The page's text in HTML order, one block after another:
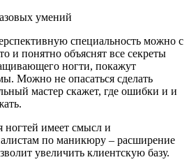
умений
специальность можно с
и понятно объяснят все секреты
ногти, покажут
Можно не опасаться сделать
мастер скажет, где ошибки и и
имеет смысл и
по маникюру – расширение
увеличить клиентскую базу.